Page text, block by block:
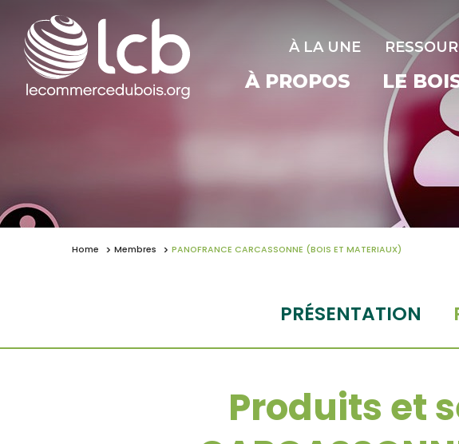
À LA UNE
À PROPOS LE
Home Membres PANOFRANCE CARCASSONNE (BOIS ET MATERIAUX)
PRÉSENTATION
Produits et